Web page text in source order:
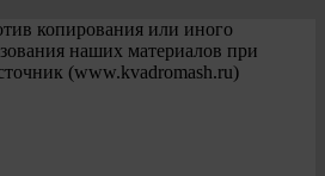
копирования или иного
наших материалов при
(www.kvadromash.ru)